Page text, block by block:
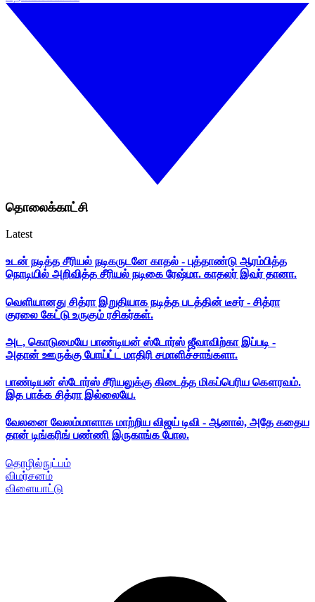
தொலைக்காட்சி
Latest
உடன் நடித்த சீரியல் நடிகருடனே காதல் - புத்தாண்டு ஆரம்பித்த
நொடியில் அறிவித்த சீரியல் நடிகை ரேஷ்மா. காதலர் இவர் தானா.
வெளியானது சித்ரா இறுதியாக நடித்த படத்தின் டீசர் - சித்ரா
குரலை கேட்டு உருகும் ரசிகர்கள்.
அட, கொடுமையே பாண்டியன் ஸ்டோர்ஸ் ஜீவாவிற்கா இப்படி -
அதான் ஊருக்கு போய்ட்ட மாதிரி சமாளிச்சாங்களா.
பாண்டியன் ஸ்டோர்ஸ் சீரியலுக்கு கிடைத்த மிகப்பெரிய கௌரவம்.
இத பாக்க சித்ரா இல்லையே.
வேலனை வேலம்மாளாக மாற்றிய விஜய் டிவி - ஆனால், அதே கதைய
தான் டிங்கரிங் பண்ணி இருகாங்க போல.
தொழில்நுட்பம்
விமர்சனம்
விளையாட்டு